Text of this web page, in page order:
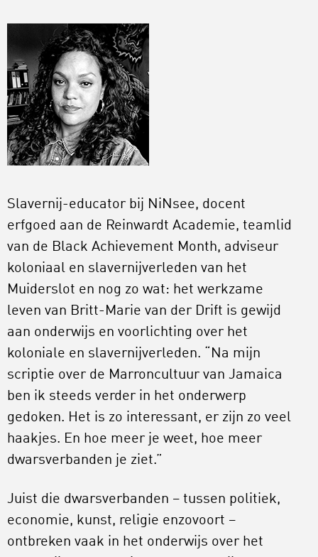
Slavernij-educator bij NiNsee, docent
erfgoed aan de Reinwardt Academie, teamlid
van de Black Achievement Month, adviseur
koloniaal en slavernijverleden van het
Muiderslot en nog zo wat: het werkzame
leven van Britt-Marie van der Drift is gewijd
aan onderwijs en voorlichting over het
koloniale en slavernijverleden. “Na mijn
scriptie over de Marroncultuur van Jamaica
ben ik steeds verder in het onderwerp
gedoken. Het is zo interessant, er zijn zo veel
haakjes. En hoe meer je weet, hoe meer
dwarsverbanden je ziet.”
Juist die dwarsverbanden – tussen politiek,
economie, kunst, religie enzovoort –
ontbreken vaak in het onderwijs over het